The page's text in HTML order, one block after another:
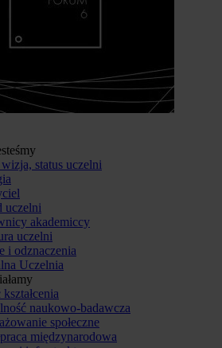
status uczelni
uczelni
akademiccy
uczelni
i odznaczenia
Uczelnia
kształcenia
naukowo-badawcza
społeczne
międzynarodowa